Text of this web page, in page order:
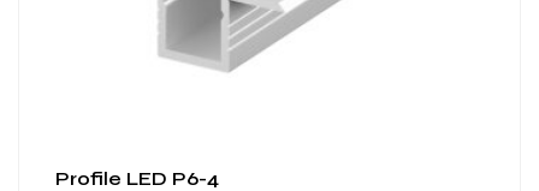
Profile LED P6-4